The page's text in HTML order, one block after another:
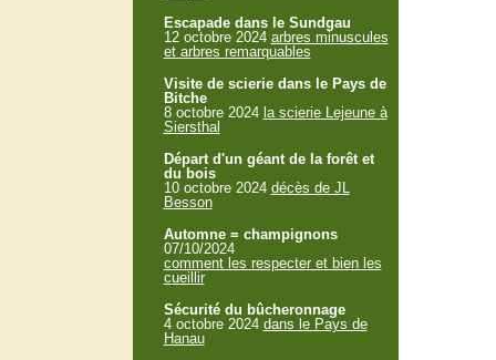
Escapade dans le Sundgau
12 octobre 2024 arbres minuscules
et arbres remarquables
Visite de scierie dans le Pays de
Bitche
8 octobre 2024 la scierie Lejeune à
Siersthal
Départ d'un géant de la forêt et
du bois
10 octobre 2024 décès de JL
Besson
Automne = champignons
07/10/2024
comment les respecter et bien les
cueillir
Sécurité du bûcheronnage
4 octobre 2024 dans le Pays de
Hanau